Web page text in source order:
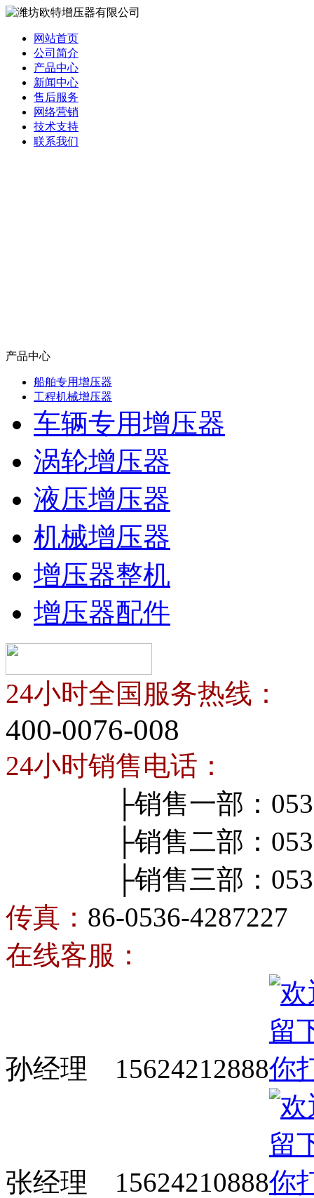
网站首页
公司简介
产品中心
新闻中心
售后服务
网络营销
技术支持
联系我们
产品中心
船舶专用增压器
工程机械增压器
车辆专用增压器
涡轮增压器
液压增压器
机械增压器
增压器整机
增压器配件
24小时全国服务热线：
400-0076-008
24小时销售电话：
├销售一部：0536-
├销售二部：0536-
├销售三部：0536-
传真： 86-0536-4287227
在线客服：
孙经理 15624212888
张经理 15624210888